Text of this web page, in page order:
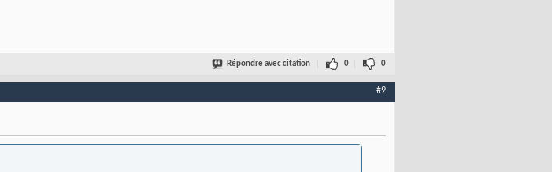
Répondre avec citation 0 0
#9